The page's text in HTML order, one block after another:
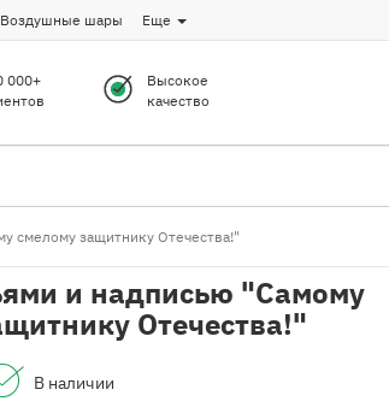
Воздушные шары Еще
000+
Высокое
качество
смелому защитнику Отечества!"
и надписью "Самому
Отечества!"
В наличии